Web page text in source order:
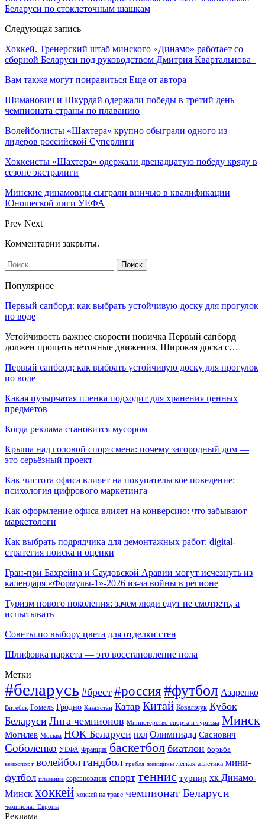
Беларуси по стоклеточным шашкам
Следующая запись
Хоккей. Тренерский штаб минского «Динамо» работает со
сборной Беларуси под руководством Дмитрия Квартальнова
Вам также могут понравиться Еще от автора
Шиманович и Шкурдай одержали победы в третий день
чемпионата страны по плаванию
Волейболисты «Шахтера» крупно обыграли одного из
лидеров российской Суперлиги
Хоккеисты «Шахтера» одержали двенадцатую победу кряду в
сезоне экстралиги
Минские динамовцы сыграли вничью в квалификации
Юношеской лиги УЕФА
Prev Next
Комментарии закрыты.
Популярное
Первый сапборд: как выбрать устойчивую доску для прогулок
по воде
Устойчивость важнее скорости новичка Первый сапборд
должен прощать неточные движения. Широкая доска с…
Первый сапборд: как выбрать устойчивую доску для прогулок
по воде
Какая пузырчатая пленка подходит для хранения ценных
предметов
Когда реклама становится мусором
Крыша над головой спортсмена: почему загородный дом —
это серьёзный проект
Как чистота офиса влияет на покупательское поведение:
психология цифрового маркетинга
Как оформление офиса влияет на конверсию: что забывают
маркетологи
Как выбрать подрядчика для демонтажных работ: digital-
стратегия поиска и оценки
Гран-при Бахрейна и Саудовской Аравии могут исчезнуть из
календаря «Формулы-1»-2026 из-за войны в регионе
Туризм нового поколения: зачем люди едут не смотреть, а
испытывать
Советы по выбору цвета для отделки стен
Шлифовка паркета — это восстановление пола
Метки
#беларусь #брест #россия#футбол Азаренко
Витебск Гомель Гродно Казахстан Катар Китай Ковальчук Кубок
Беларуси Лига чемпионов Министерство спорта и туризма Минск
Могилев Москва НОК Беларуси НХЛ Олимпиада Саснович
Соболенко УЕФА Франция баскетбол биатлон борьба
велоспорт волейболгандбол гребля женщины легкая атлетика мини-
футбол плавание соревнования спорт теннис турнир хк Динамо-
Минск хоккей хоккей на траве чемпионат Беларуси
чемпионат Европы
Реклама